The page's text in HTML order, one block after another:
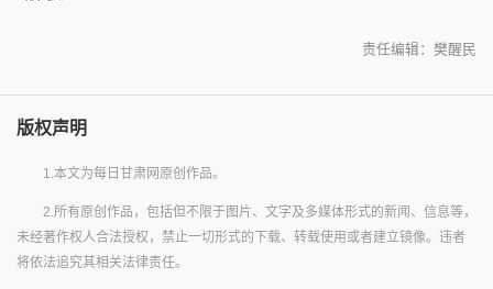
责任编辑：樊醒民
版权声明
1.本文为每日甘肃网原创作品。
2.所有原创作品，包括但不限于图片、文字及多媒体形式的新闻、信息等，
未经著作权人合法授权，禁止一切形式的下载、转载使用或者建立镜像。违者
将依法追究其相关法律责任。